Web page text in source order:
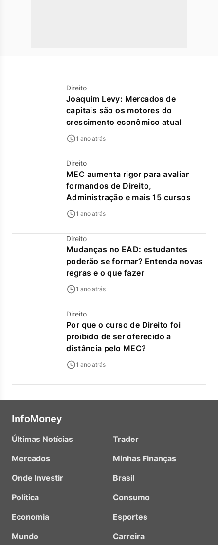
Direito
Joaquim Levy: Mercados de
capitais são os motores do
crescimento econômico atual
1 ano atrás
Direito
MEC aumenta rigor para avaliar
formandos de Direito,
Administração e mais 15 cursos
1 ano atrás
Direito
Mudanças no EAD: estudantes
poderão se formar? Entenda novas
regras e o que fazer
1 ano atrás
Direito
Por que o curso de Direito foi
proibido de ser oferecido a
distância pelo MEC?
1 ano atrás
InfoMoney
Últimas Notícias
Mercados
Onde Investir
Política
Economia
Mundo
Trader
Minhas Finanças
Brasil
Consumo
Esportes
Carreira